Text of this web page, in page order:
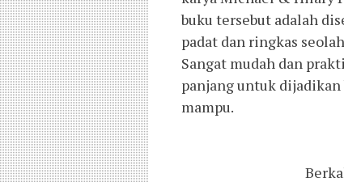
buku tersebut adalah
padat dan ringkas
Sangat mudah dan
panjang untuk dijadikan
mampu.